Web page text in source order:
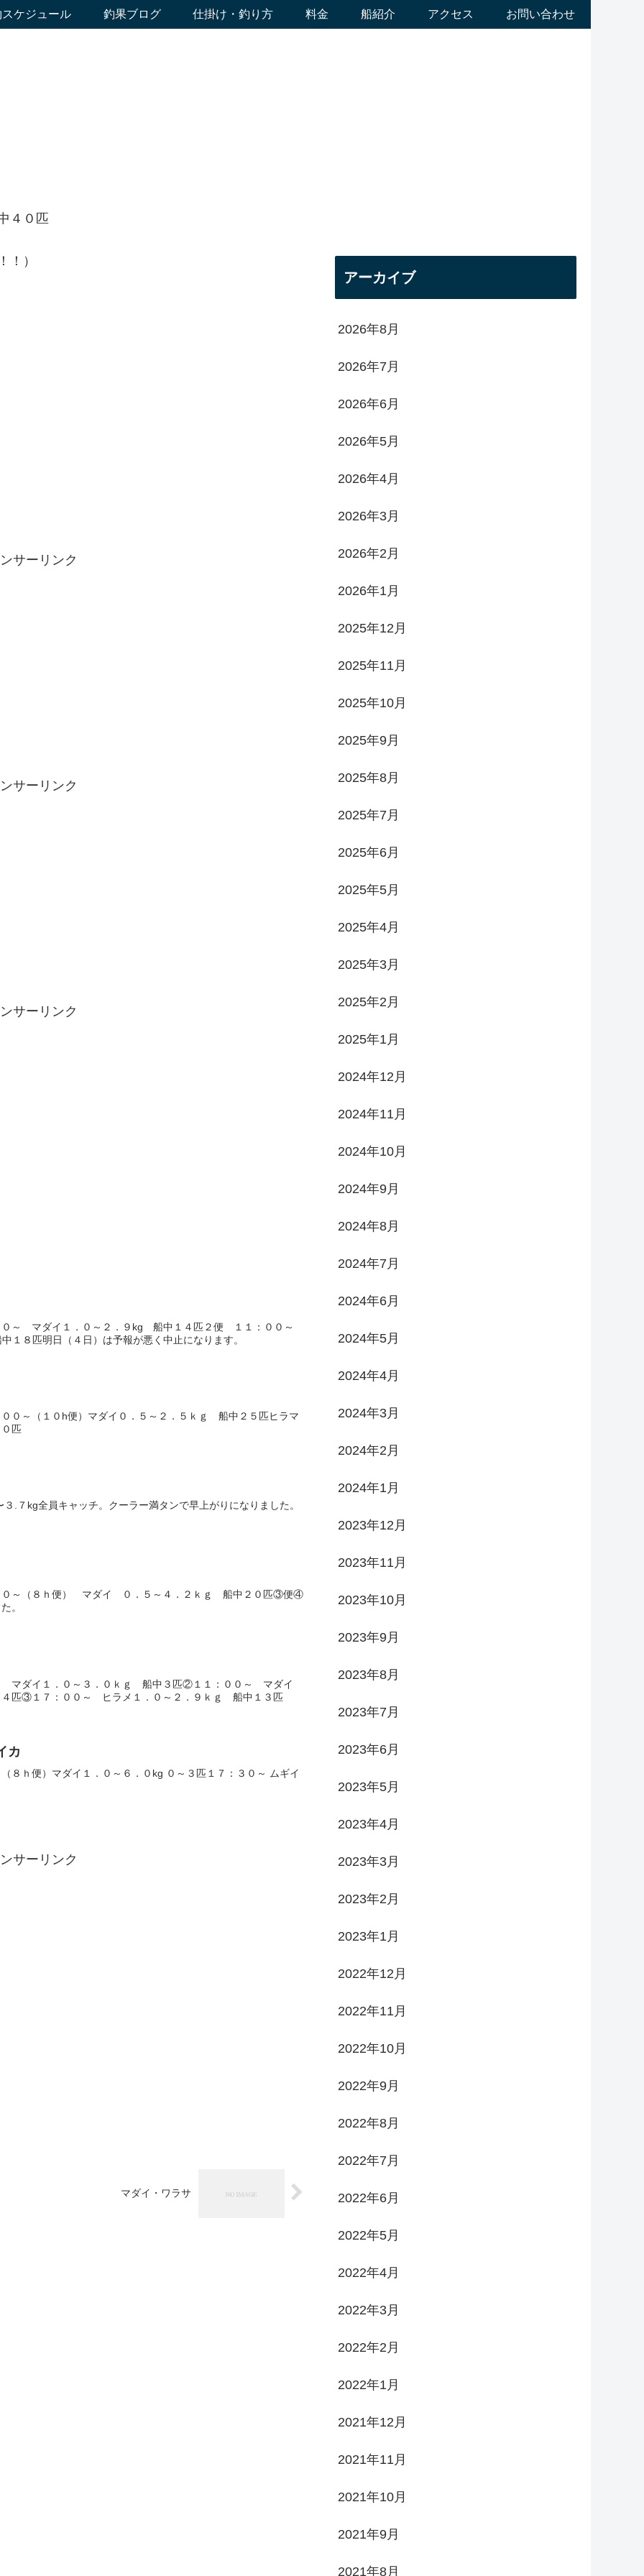
ケジュール 釣果ブログ 仕掛け・釣り方 料金 船紹介 アクセス お問い合わせ
４０匹
）
サーリンク
サーリンク
サーリンク
０～ マダイ１．０～２．９kg 船中１４匹２便 １１：００～
１８匹明日（４日）は予報が悪く中止になります。
０～（１０h便）マダイ０．５～２．５ｋｇ 船中２５匹ヒラマ
匹
.７kg全員キャッチ。クーラー満タンで早上がりになりました。
０～（８ｈ便） マダイ ０．５～４．２ｋｇ 船中２０匹③便④
。
マダイ１．０～３．０ｋｇ 船中３匹②１１：００～ マダイ
匹③１７：００～ ヒラメ１．０～２．９ｋｇ 船中１３匹
カ
８ｈ便）マダイ１．０～６．０kg ０～３匹１７：３０～ ムギイ
サーリンク
マダイ・ワラサ
アーカイブ
2026年8月
2026年7月
2026年6月
2026年5月
2026年4月
2026年3月
2026年2月
2026年1月
2025年12月
2025年11月
2025年10月
2025年9月
2025年8月
2025年7月
2025年6月
2025年5月
2025年4月
2025年3月
2025年2月
2025年1月
2024年12月
2024年11月
2024年10月
2024年9月
2024年8月
2024年7月
2024年6月
2024年5月
2024年4月
2024年3月
2024年2月
2024年1月
2023年12月
2023年11月
2023年10月
2023年9月
2023年8月
2023年7月
2023年6月
2023年5月
2023年4月
2023年3月
2023年2月
2023年1月
2022年12月
2022年11月
2022年10月
2022年9月
2022年8月
2022年7月
2022年6月
2022年5月
2022年4月
2022年3月
2022年2月
2022年1月
2021年12月
2021年11月
2021年10月
2021年9月
2021年8月